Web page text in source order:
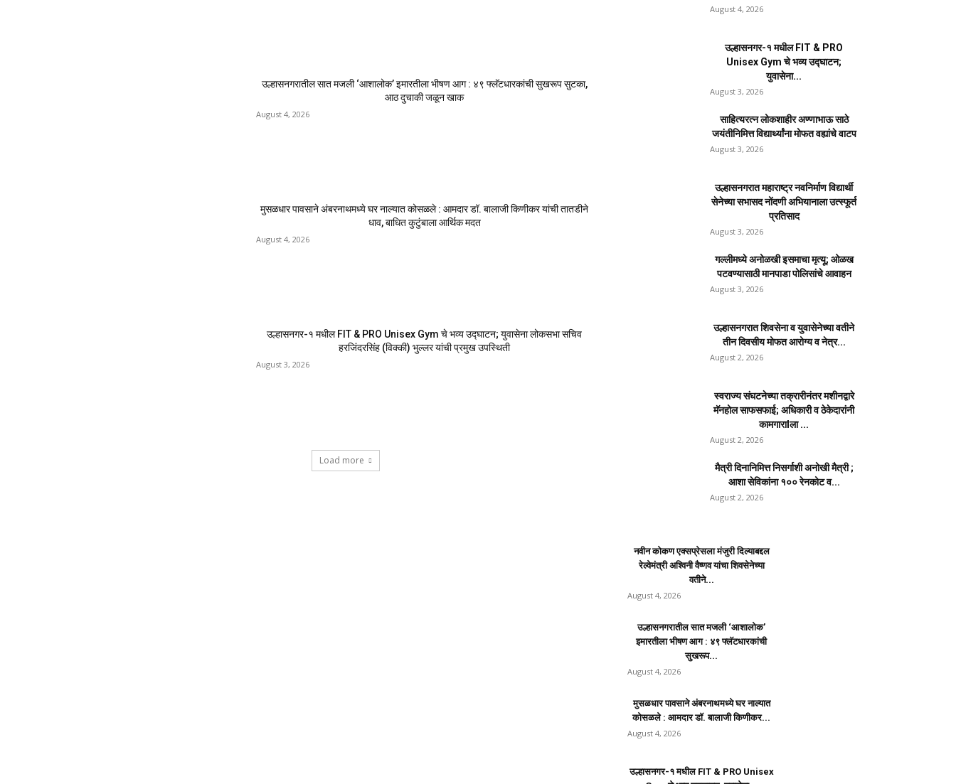
उल्हासनगरातील सात मजली ‘आशालोक’ इमारतीला भीषण आग : ४९ फ्लॅटधारकांची सुखरूप सुटका,
आठ दुचाकी जळून खाक
August 4, 2026
मुसळधार पावसाने अंबरनाथमध्ये घर नाल्यात कोसळले : आमदार डॉ. बालाजी किणीकर यांची तातडीने
धाव, बाधित कुटुंबाला आर्थिक मदत
August 4, 2026
उल्हासनगर-१ मधील FIT & PRO Unisex Gym चे भव्य उद्घाटन; युवासेना लोकसभा सचिव
हरजिंदरसिंह (विक्की) भुल्लर यांची प्रमुख उपस्थिती
August 3, 2026
Load more
August 4, 2026
उल्हासनगर-१ मधील FIT & PRO
Unisex Gym चे भव्य उद्घाटन;
युवासेना...
August 3, 2026
साहित्यरत्न लोकशाहीर अण्णाभाऊ साठे
जयंतीनिमित्त विद्यार्थ्यांना मोफत वह्यांचे वाटप
August 3, 2026
उल्हासनगरात महाराष्ट्र नवनिर्माण विद्यार्थी
सेनेच्या सभासद नोंदणी अभियानाला उत्स्फूर्त
प्रतिसाद
August 3, 2026
गल्लीमध्ये अनोळखी इसमाचा मृत्यू; ओळख
पटवण्यासाठी मानपाडा पोलिसांचे आवाहन
August 3, 2026
उल्हासनगरात शिवसेना व युवासेनेच्या वतीने
तीन दिवसीय मोफत आरोग्य व नेत्र...
August 2, 2026
स्वराज्य संघटनेच्या तक्रारीनंतर मशीनद्वारे
मॅनहोल साफसफाई; अधिकारी व ठेकेदारांनी
कामगाराlला ...
August 2, 2026
मैत्री दिनानिमित्त निसर्गाशी अनोखी मैत्री ;
आशा सेविकांना १०० रेनकोट व...
August 2, 2026
नवीन कोकण एक्सप्रेसला मंजुरी दिल्याबद्दल
रेल्वेमंत्री अश्विनी वैष्णव यांचा शिवसेनेच्या
वतीने...
August 4, 2026
उल्हासनगरातील सात मजली ‘आशालोक’
इमारतीला भीषण आग : ४९ फ्लॅटधारकांची
सुखरूप...
August 4, 2026
मुसळधार पावसाने अंबरनाथमध्ये घर नाल्यात
कोसळले : आमदार डॉ. बालाजी किणीकर...
August 4, 2026
उल्हासनगर-१ मधील FIT & PRO Unisex